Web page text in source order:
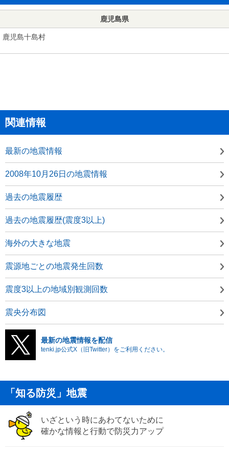
鹿児島県
鹿児島十島村
関連情報
最新の地震情報
2008年10月26日の地震情報
過去の地震履歴
過去の地震履歴(震度3以上)
海外の大きな地震
震源地ごとの地震発生回数
震度3以上の地域別観測回数
震央分布図
最新の地震情報を配信
tenki.jp公式X（旧Twitter）をご利用ください。
「知る防災」地震
いざという時にあわてないために
確かな情報と行動で防災力アップ